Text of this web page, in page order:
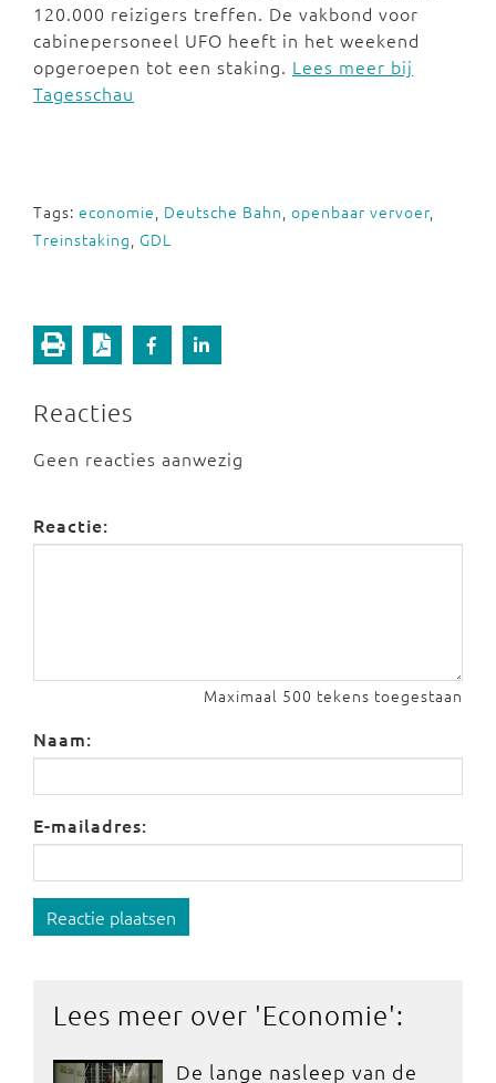
120.000 reizigers treffen. De vakbond voor
cabinepersoneel UFO heeft in het weekend
opgeroepen tot een staking. Lees meer bij
Tagesschau
Tags: economie, Deutsche Bahn, openbaar vervoer,
Treinstaking, GDL
Reacties
Geen reacties aanwezig
Reactie:
Maximaal 500 tekens toegestaan
Naam:
E-mailadres:
Reactie plaatsen
Lees meer over 'Economie':
De lange nasleep van de